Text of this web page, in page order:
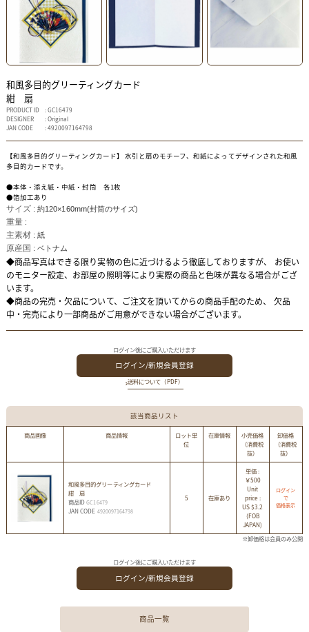
和風多目的グリーティングカード
紺 扇
PRODUCT ID
: GC16479
DESIGNER
: Original
JAN CODE
: 4920097164798
【和風多目的グリーティングカード】 水引と扇のモチーフ、和紙によってデザインされた和風
多目的カードです。
●本体・添え紙・中紙・封筒 各1枚
●箔加工あり
サイズ : 約120×160mm(封筒のサイズ)
重量 :
主素材 : 紙
原産国 : ベトナム
◆商品写真はできる限り実物の色に近づけるよう徹底しておりますが、 お使い
のモニター設定、お部屋の照明等により実際の商品と色味が異なる場合がござ
います。
◆商品の完売・欠品について、ご注文を頂いてからの商品手配のため、 欠品
中・完売により一部商品がご用意ができない場合がございます。
ログイン後にご購入いただけます
ログイン/新規会員登録
送料について（PDF）
該当商品リスト
商品画像 商品情報
ロット単
位
在庫情報
小売価格
（消費税
抜）
卸価格
（消費税
抜）
和風多目的グリーティングカード
紺 扇
商品IDGC16479
JAN CODE 4920097164798
5 在庫あり
単価 :
￥500
Unit
price :
US $3.2
(FOB
JAPAN)
ログイン
で
価格表示
※卸価格は会員のみ公開
ログイン後にご購入いただけます
ログイン/新規会員登録
商品一覧